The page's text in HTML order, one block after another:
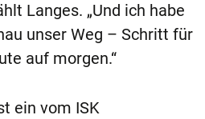
Langes. „Und ich habe
unser Weg – Schritt für
auf morgen.“
ein vom ISK